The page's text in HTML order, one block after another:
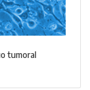
tumoral